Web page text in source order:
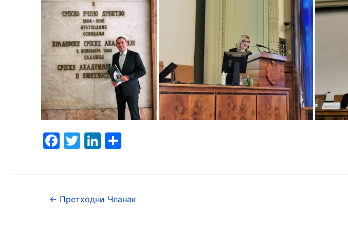
F
b
T Li
dI
S
← Претходни Чланак